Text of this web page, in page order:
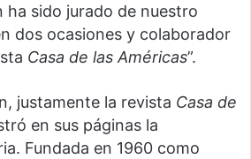
ha sido jurado de nuestro
dos ocasiones y colaborador
Casa de las Américas”.
justamente la revista Casa de
en sus páginas la
Fundada en 1960 como